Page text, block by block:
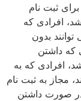
ثبت نام
افرادی که
بدون
که داشتن
افرادی که به
مجاز به ثبت نام
در صورت داشتن